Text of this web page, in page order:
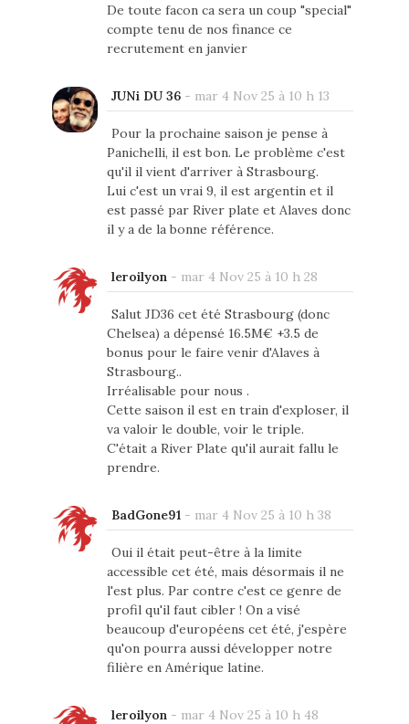
De toute facon ca sera un coup "special"
compte tenu de nos finance ce
recrutement en janvier
JUNi DU 36- mar 4 Nov 25 à 10 h 13
Pour la prochaine saison je pense à
Panichelli, il est bon. Le problème c'est
qu'il il vient d'arriver à Strasbourg.
Lui c'est un vrai 9, il est argentin et il
est passé par River plate et Alaves donc
il y a de la bonne référence.
leroilyon - mar 4 Nov 25 à 10 h 28
Salut JD36 cet été Strasbourg (donc
Chelsea) a dépensé 16.5M€ +3.5 de
bonus pour le faire venir d'Alaves à
Strasbourg..
Irréalisable pour nous .
Cette saison il est en train d'exploser, il
va valoir le double, voir le triple.
C'était a River Plate qu'il aurait fallu le
prendre.
BadGone91 - mar 4 Nov 25 à 10 h 38
Oui il était peut-être à la limite
accessible cet été, mais désormais il ne
l'est plus. Par contre c'est ce genre de
profil qu'il faut cibler ! On a visé
beaucoup d'européens cet été, j'espère
qu'on pourra aussi développer notre
filière en Amérique latine.
leroilyon - mar 4 Nov 25 à 10 h 48